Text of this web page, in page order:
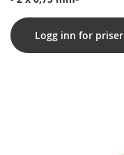
Logg inn for priser